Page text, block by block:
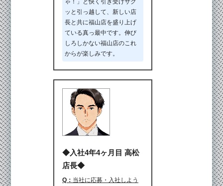
ッと引っ越して、新しい店
長と共に福山店を盛り上げ
ている真っ最中です。伸び
しろしかない福山店のこれ
からが楽しみです。
◆入社4年4ヶ月目 高松
店長◆
Q： 当社に応募・入社しよう